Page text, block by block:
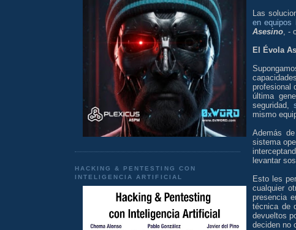
HACKING & PENTESTING CON
INTELIGENCIA ARTIFICIAL
Las
en equipos
Asesino , -
El Évola
profesional
última
seguridad,
mismo
Además
sistema
levantar
Esto les
cualquier
presencia
técnica de
devueltos
deciden no